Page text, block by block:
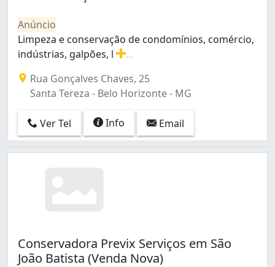
Barro Preto (15)
Barroca (3)
Belvedere (1)
Boa Vista (4)
Bonfim (4)
CDI Jatobá (Barreiro) (1)
Cachoeirinha (4)
Caiçara-Adelaide (7)
Carlos Prates (10)
Carmo (1)
Anúncio
Limpeza e conservação de condomínios, comércio,
indústrias, galpões, l
Rua Gonçalves Chaves, 25
Santa Tereza - Belo Horizonte - MG
Ver Tel Info Email
Conservadora Previx Serviços em São
João Batista (Venda Nova)